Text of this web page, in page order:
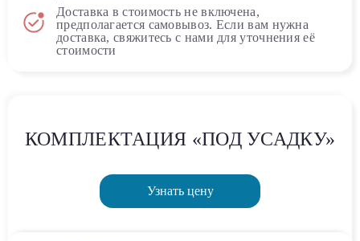
Доставка в стоимостьне включена,
предполагается самовывоз. Если вам нужна
доставка, свяжитесь с нами для уточнения её
стоимости
КОМПЛЕКТАЦИЯ «ПОД УСАДКУ»
Узнать цену